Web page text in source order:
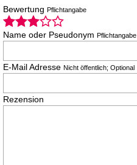
Bewertung Pflichtangabe
Name oder Pseudonym Pflichtangabe
E-Mail Adresse Nicht öffentlich; Optional
Rezension